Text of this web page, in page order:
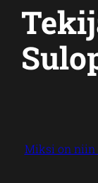
Miksi on niin